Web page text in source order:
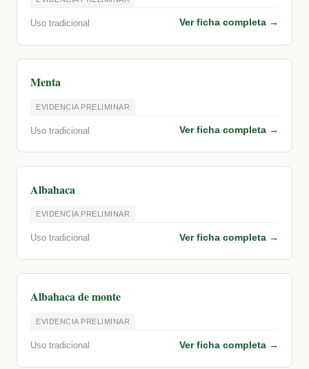
Uso tradicional Ver ficha completa →
Menta
EVIDENCIA PRELIMINAR
Uso tradicional Ver ficha completa →
Albahaca
EVIDENCIA PRELIMINAR
Uso tradicional Ver ficha completa →
Albahaca de monte
EVIDENCIA PRELIMINAR
Uso tradicional Ver ficha completa →